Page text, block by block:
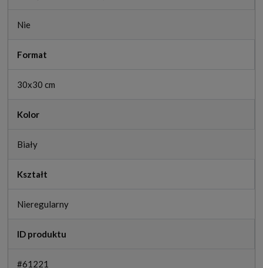
Nie
Format
30x30 cm
Kolor
Biały
Kształt
Nieregularny
ID produktu
#61221